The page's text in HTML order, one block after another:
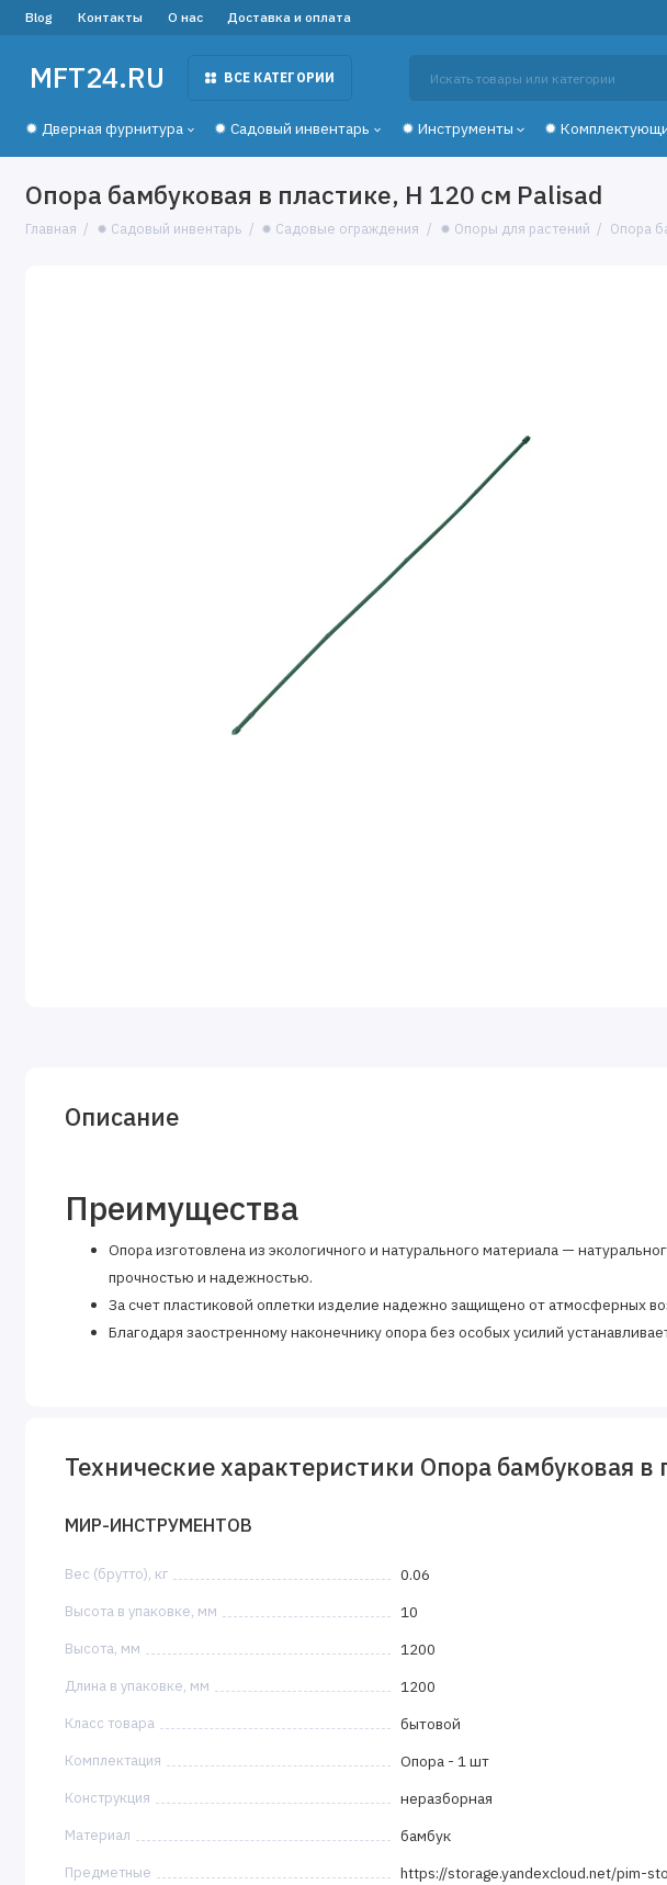
Blog Контакты О нас Доставка и оплата
MFT24.RU ВСЕ КАТЕГОРИИ
✹ Дверная фурнитура ✹ Садовый инвентарь ✹ Инструменты ✹
Опора бамбуковая в пластике, H 120 см Palisad
Главная ✹ Садовый инвентарь ✹ Садовые ограждения ✹ Опоры для растений Опора
Описание
Преимущества
Опора изготовлена из экологичного и натурального материала —
прочностью и надежностью.
За счет пластиковой оплетки изделие надежно защищено от атмосферных
Благодаря заостренному наконечнику опора без особых усилий
Технические характеристики Опора бамбуковая в
МИР-ИНСТРУМЕНТОВ
Вес (брутто), кг 0.06
Высота в упаковке, мм 10
Высота, мм 1200
Длина в упаковке, мм 1200
Класс товара бытовой
Комплектация Опора - 1 шт
Конструкция неразборная
Материал бамбук
Предметные
https://storage.yandexcloud.net/pim-